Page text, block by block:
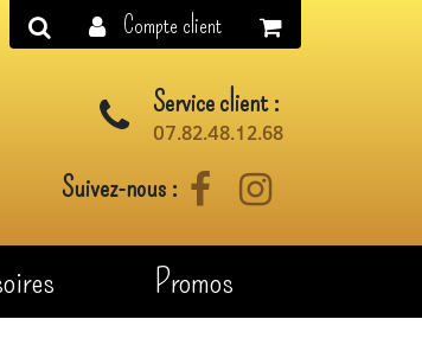
Service client :
07.82.48.12.68
Suivez-nous : FacebookInstagram
Promos
Compte client